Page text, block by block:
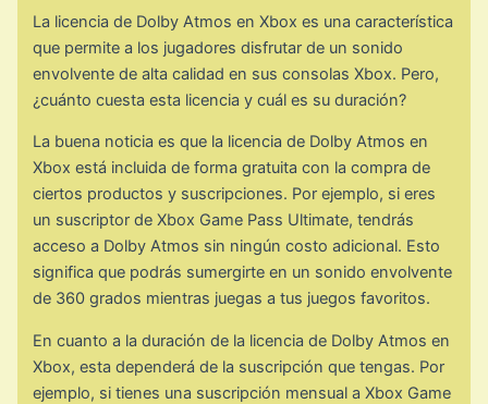
La licencia de Dolby Atmos en Xbox es una característica
que permite a los jugadores disfrutar de un sonido
envolvente de alta calidad en sus consolas Xbox. Pero,
¿cuánto cuesta esta licencia y cuál es su duración?
La buena noticia es que la licencia de Dolby Atmos en
Xbox está incluida de forma gratuita con la compra de
ciertos productos y suscripciones. Por ejemplo, si eres
un suscriptor de Xbox Game Pass Ultimate, tendrás
acceso a Dolby Atmos sin ningún costo adicional. Esto
significa que podrás sumergirte en un sonido envolvente
de 360 grados mientras juegas a tus juegos favoritos.
En cuanto a la duración de la licencia de Dolby Atmos en
Xbox, esta dependerá de la suscripción que tengas. Por
ejemplo, si tienes una suscripción mensual a Xbox Game